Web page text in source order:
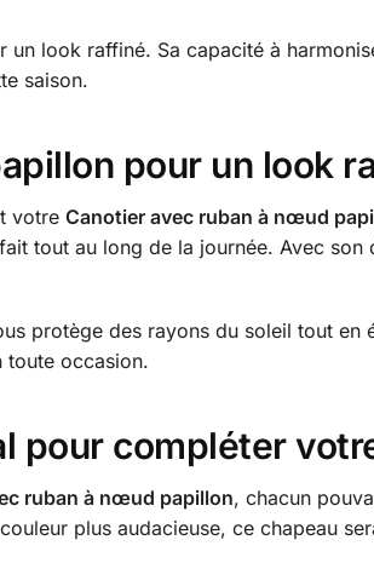
look raffiné. Sa capacité à
saison.
pour un look
votre Canotier avec ruban à nœud
tout au long de la journée. Avec
protège des rayons du soleil tout en
toute occasion.
pour compléter
ruban à nœud papillon, chacun
plus audacieuse, ce chapeau